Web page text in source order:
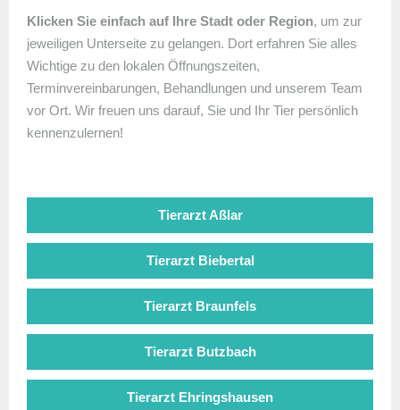
Klicken Sie einfach auf Ihre Stadt oder Region, um zur
jeweiligen Unterseite zu gelangen. Dort erfahren Sie alles
Wichtige zu den lokalen Öffnungszeiten,
Terminvereinbarungen, Behandlungen und unserem Team
vor Ort. Wir freuen uns darauf, Sie und Ihr Tier persönlich
kennenzulernen!
Tierarzt Aßlar
Tierarzt Biebertal
Tierarzt Braunfels
Tierarzt Butzbach
Tierarzt Ehringshausen